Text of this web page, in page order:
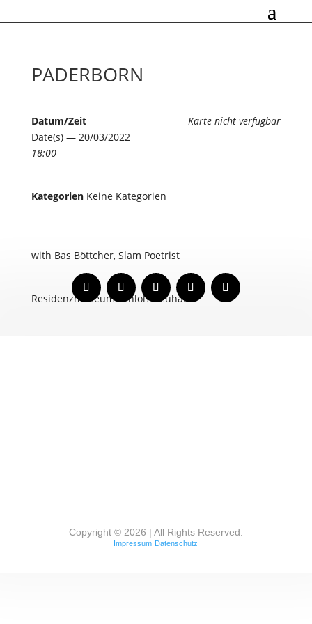
PADERBORN
Karte nicht verfügbar
Datum/Zeit
Date(s) — 20/03/2022
18:00
KategorienKeine Kategorien
with Bas Böttcher, Slam Poetrist
Residenzmuseum Schloß Neuhaus
Copyright © 2026 | All Rights Reserved.
Impressum Datenschutz